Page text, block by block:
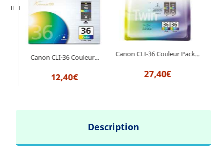
Canon CLI-36 Couleur...
12,40€
Canon CLI-36 Couleur Pack...
27,40€
Description